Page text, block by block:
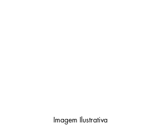
Imagem Ilustrativa